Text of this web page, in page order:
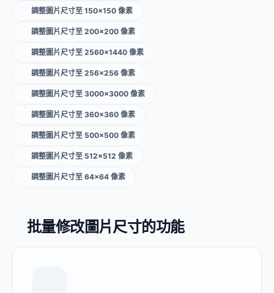
調整圖片尺寸至 150×150 像素
調整圖片尺寸至 200×200 像素
調整圖片尺寸至 2560×1440 像素
調整圖片尺寸至 256×256 像素
調整圖片尺寸至 3000×3000 像素
調整圖片尺寸至 360×360 像素
調整圖片尺寸至 500×500 像素
調整圖片尺寸至 512×512 像素
調整圖片尺寸至 64×64 像素
批量修改圖片尺寸的功能